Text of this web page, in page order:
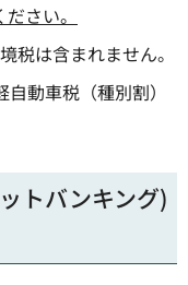
さい。
税は含まれません。
動車税（種別割）
トバンキング)